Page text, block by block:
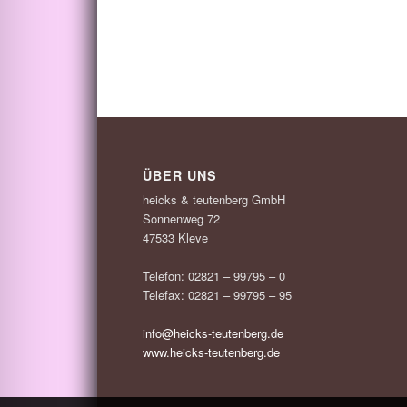
ÜBER UNS
heicks & teutenberg GmbH
Sonnenweg 72
47533 Kleve
Telefon: 02821 – 99795 – 0
Telefax: 02821 – 99795 – 95
info@heicks-teutenberg.de
www.heicks-teutenberg.de